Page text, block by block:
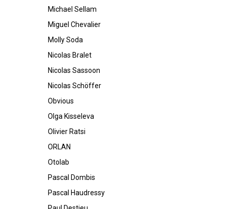
Michael Sellam
Miguel Chevalier
Molly Soda
Nicolas Bralet
Nicolas Sassoon
Nicolas Schöffer
Obvious
Olga Kisseleva
Olivier Ratsi
ORLAN
Otolab
Pascal Dombis
Pascal Haudressy